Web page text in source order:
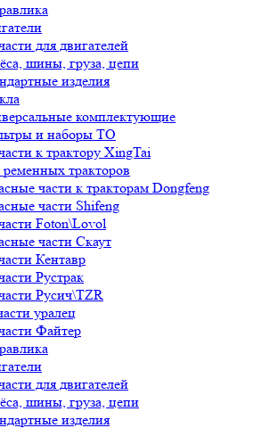
для двигателей
шины, груза, цепи
изделия
комплектующие
и наборы ТО
к трактору XingTai
тракторов
части к тракторам Dongfeng
части Shifeng
Foton\Lovol
части Скаут
Кентавр
Рустрак
Русич\TZR
уралец
Файтер
для двигателей
шины, груза, цепи
изделия